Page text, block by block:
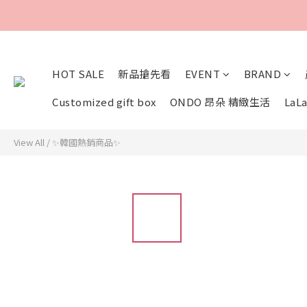
HOT SALE 新品搶先看 EVENT BRAND
Customized gift box
ONDO 昂朵 精緻生活
View All / ✨韓國熱銷商品✨